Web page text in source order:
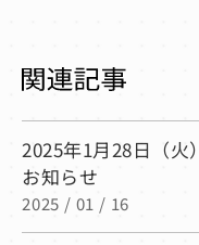
2025年1月28日（火
お知らせ
2025 / 01 / 16